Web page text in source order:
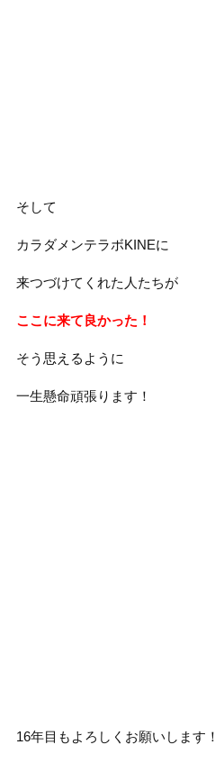
そして
カラダメンテラボKINEに
来つづけてくれた人たちが
ここに来て良かった！
そう思えるように
一生懸命頑張ります！
16年目もよろしくお願いします！